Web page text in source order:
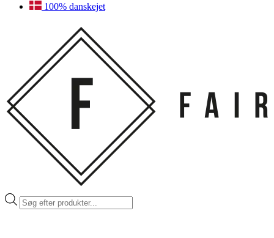
100% danskejet
Products
search